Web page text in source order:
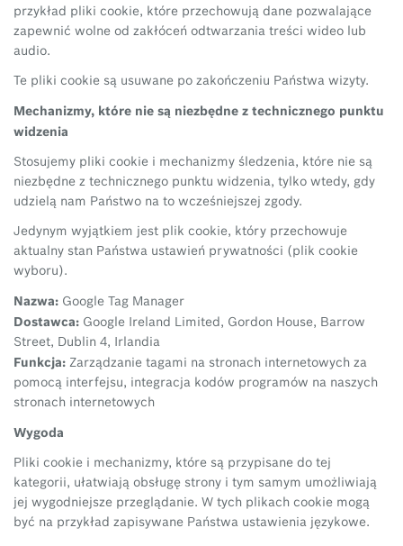
przykład pliki cookie, które przechowują dane pozwalające
zapewnić wolne od zakłóceń odtwarzania treści wideo lub
audio.
Te pliki cookie są usuwane po zakończeniu Państwa wizyty.
Mechanizmy, które nie są niezbędne z technicznego punktu
widzenia
Stosujemy pliki cookie i mechanizmy śledzenia, które nie są
niezbędne z technicznego punktu widzenia, tylko wtedy, gdy
udzielą nam Państwo na to wcześniejszej zgody.
Jedynym wyjątkiem jest plik cookie, który przechowuje
aktualny stan Państwa ustawień prywatności (plik cookie
wyboru).
Nazwa: Google Tag Manager
Dostawca: Google Ireland Limited, Gordon House, Barrow
Street, Dublin 4, Irlandia
Funkcja: Zarządzanie tagami na stronach internetowych za
pomocą interfejsu, integracja kodów programów na naszych
stronach internetowych
Wygoda
Pliki cookie i mechanizmy, które są przypisane do tej
kategorii, ułatwiają obsługę strony i tym samym umożliwiają
jej wygodniejsze przeglądanie. W tych plikach cookie mogą
być na przykład zapisywane Państwa ustawienia językowe.